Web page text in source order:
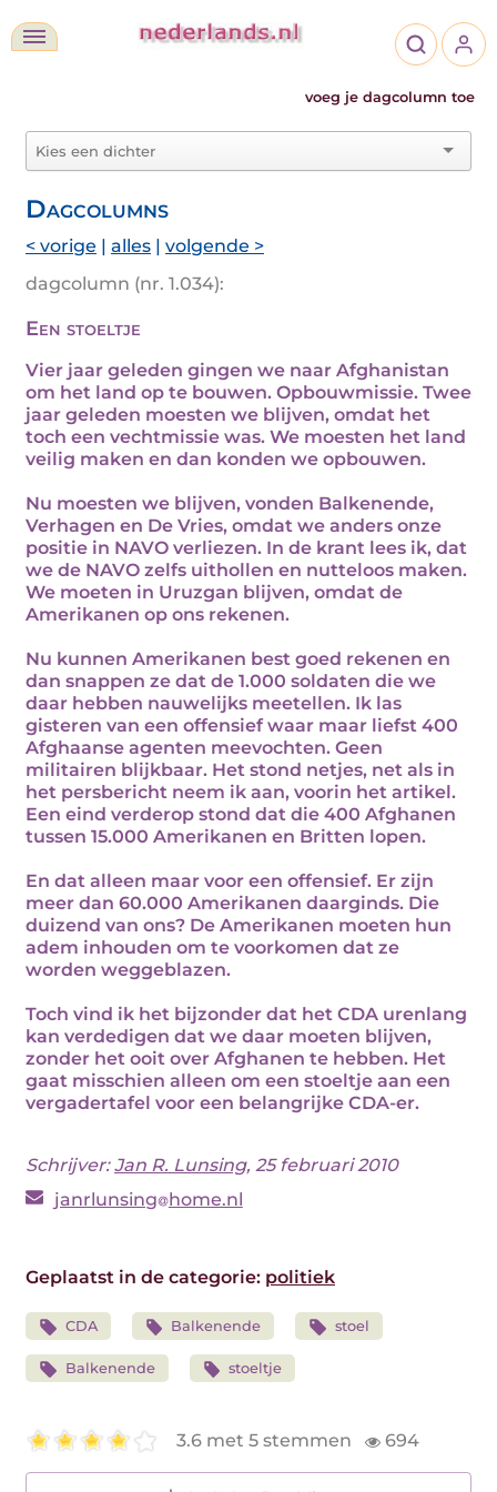
voeg je dagcolumn toe
Dagcolumns
< vorige | alles | volgende >
dagcolumn (nr. 1.034):
Een stoeltje
Vier jaar geleden gingen we naar Afghanistan
om het land op te bouwen. Opbouwmissie. Twee
jaar geleden moesten we blijven, omdat het
toch een vechtmissie was. We moesten het land
veilig maken en dan konden we opbouwen.
Nu moesten we blijven, vonden Balkenende,
Verhagen en De Vries, omdat we anders onze
positie in NAVO verliezen. In de krant lees ik, dat
we de NAVO zelfs uithollen en nutteloos maken.
We moeten in Uruzgan blijven, omdat de
Amerikanen op ons rekenen.
Nu kunnen Amerikanen best goed rekenen en
dan snappen ze dat de 1.000 soldaten die we
daar hebben nauwelijks meetellen. Ik las
gisteren van een offensief waar maar liefst 400
Afghaanse agenten meevochten. Geen
militairen blijkbaar. Het stond netjes, net als in
het persbericht neem ik aan, voorin het artikel.
Een eind verderop stond dat die 400 Afghanen
tussen 15.000 Amerikanen en Britten lopen.
En dat alleen maar voor een offensief. Er zijn
meer dan 60.000 Amerikanen daarginds. Die
duizend van ons? De Amerikanen moeten hun
adem inhouden om te voorkomen dat ze
worden weggeblazen.
Toch vind ik het bijzonder dat het CDA urenlang
kan verdedigen dat we daar moeten blijven,
zonder het ooit over Afghanen te hebben. Het
gaat misschien alleen om een stoeltje aan een
vergadertafel voor een belangrijke CDA-er.
Schrijver:Jan R. Lunsing, 25 februari 2010
janrlunsing home.nl
Geplaatst in de categorie: politiek
CDA Balkenende stoel
Balkenende stoeltje
3.6 met 5 stemmen 694